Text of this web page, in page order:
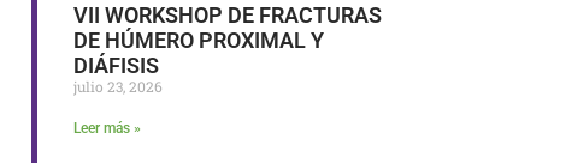
VII WORKSHOP DE FRACTURAS
DE HÚMERO PROXIMAL Y
DIÁFISIS
julio 23, 2026
Leer más »